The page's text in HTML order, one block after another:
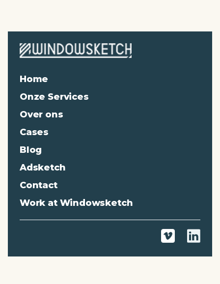
Home
Onze Services
Over ons
Cases
Blog
Adsketch
Contact
Work at Windowsketch